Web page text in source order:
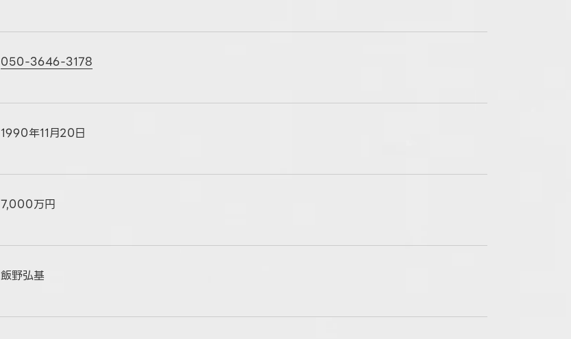
050-3646-3178
1990年11月20日
7,000万円
飯野弘基